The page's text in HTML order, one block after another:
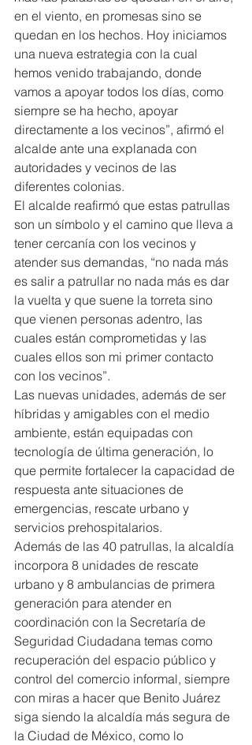
en el viento, en promesas sino se
quedan en los hechos. Hoy iniciamos
una nueva estrategia con la cual
hemos venido trabajando, donde
vamos a apoyar todos los días, como
siempre se ha hecho, apoyar
directamente a los vecinos”, afirmó el
alcalde ante una explanada con
autoridades y vecinos de las
diferentes colonias.
El alcalde reafirmó que estas patrullas
son un símbolo y el camino que lleva a
tener cercanía con los vecinos y
atender sus demandas, “no nada más
es salir a patrullar no nada más es dar
la vuelta y que suene la torreta sino
que vienen personas adentro, las
cuales están comprometidas y las
cuales ellos son mi primer contacto
con los vecinos”.
Las nuevas unidades, además de ser
híbridas y amigables con el medio
ambiente, están equipadas con
tecnología de última generación, lo
que permite fortalecer la capacidad de
respuesta ante situaciones de
emergencias, rescate urbano y
servicios prehospitalarios.
Además de las 40 patrullas, la alcaldía
incorpora 8 unidades de rescate
urbano y 8 ambulancias de primera
generación para atender en
coordinación con la Secretaría de
Seguridad Ciudadana temas como
recuperación del espacio público y
control del comercio informal, siempre
con miras a hacer que Benito Juárez
siga siendo la alcaldía más segura de
la Ciudad de México, como lo